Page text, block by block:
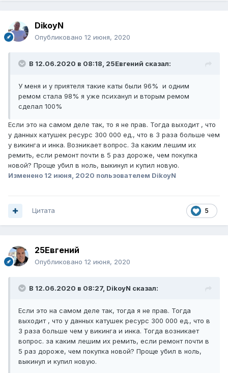
DikoyN
Опубликовано 12 июня, 2020
В 12.06.2020 в 08:18, 25Евгений сказал:
У меня и у приятеля такие каты были 96% и одним
ремом стала 98% я уже психанул и вторым ремом
сделал 100%
Если это на самом деле так, то я не прав. Тогда выходит , что
у данных катушек ресурс 300 000 ед., что в 3 раза больше чем
у викинга и инка. Возникает вопрос. За каким лешим их
ремить, если ремонт почти в 5 раз дороже, чем покупка
новой? Проще убил в ноль, выкинул и купил новую.
Изменено 12 июня, 2020 пользователем DikoyN
5
Цитата
25Евгений
Опубликовано 12 июня, 2020
В 12.06.2020 в 08:27, DikoyN сказал:
Если это на самом деле так, тогда я не прав. Тогда
выходит , что у данных катушек ресурс 300 000 ед., что в
3 раза больше чем у викинга и инка. Тогда возникает
вопрос. за каким лешим их ремить, если ремонт почти в
5 раз дороже, чем покупка новой? Проще убил в ноль,
выкинул и купил новую.